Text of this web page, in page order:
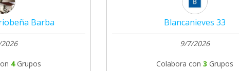
Barba
4 Grupos
Blancanieves 33
9/7/2026
Colabora con 3 Grupos